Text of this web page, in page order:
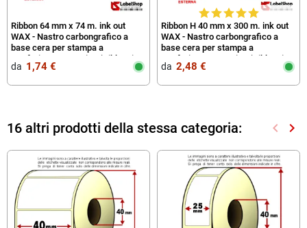
Ribbon 64 mm x 74 m. ink out
WAX - Nastro carbongrafico a
base cera per stampa a
trasferimento termico (Ribbon in
Cera)
da‎ ‎ 1,74 €
Ribbon H 40 mm x 300 m. ink out
WAX - Nastro carbongrafico a
base cera per stampa a
trasferimento termico (Ribbon in
Cera)
da‎ ‎ 2,48 €
16 altri prodotti della stessa categoria: keyboard_arrow_left keyboard_arrow_right